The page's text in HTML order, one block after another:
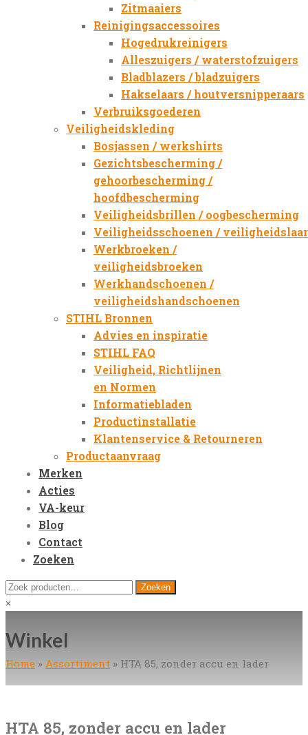
Zitmaaiers
Reinigingsaccessoires
Hogedrukreinigers
Alleszuigers / waterstofzuigers
Bladblazers / bladzuigers
Hakselaars / houtversnipperaars
Verbruiksgoederen
Veiligheidskleding
Bosjassen / werkshirts
Gezichtsbescherming /
gehoorbescherming /
hoofdbescherming
Veiligheidsbrillen / oogbescherming
Veiligheidsschoenen /
Werkbroeken /
veiligheidsbroeken
Werkhandschoenen /
veiligheidshandschoenen
STIHL Bronnen
Advies en inspiratie
STIHL FAQ
Veiligheid, Richtlijnen
en Normen
Informatiebladen
Productinstallatie
Klantenservice & Retourneren
Productaanvraag
Merken
Acties
VA-keur
Blog
Contact
Zoeken
Open
Mobile
Zoeken
naar:
Zoeken
×
Winkel
Home » Assortiment » HTA 85, zonder accu en lader
HTA 85, zonder accu en lader